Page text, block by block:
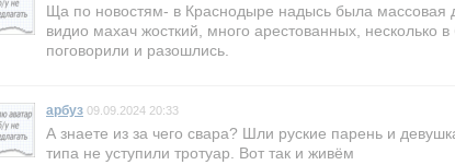
Ща по новостям- в Краснодыре надысь была массовая
видио махач жосткий, много арестованных, несколько
поговорили и разошлись.
арбуз 09.09.2024 20:33
А знаете из за чего свара? Шли руские парень и
типа не уступили тротуар. Вот так и живём